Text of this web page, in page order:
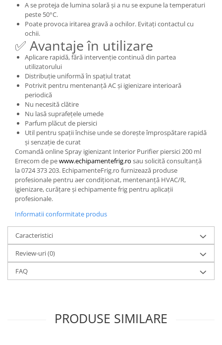
A se proteja de lumina solară și a nu se expune la temperaturi
peste 50°C.
Poate provoca iritarea gravă a ochilor. Evitați contactul cu
ochii.
✅ Avantaje în utilizare
Aplicare rapidă, fără intervenție continuă din partea
utilizatorului
Distribuție uniformă în spațiul tratat
Potrivit pentru mentenanță AC și igienizare interioară
periodică
Nu necesită clătire
Nu lasă suprafețele umede
Parfum plăcut de piersici
Util pentru spații închise unde se dorește împrospătare rapidă
și senzație de curat
Comandă online Spray igienizant Interior Purifier piersici 200 ml
Errecom de pewww.echipamentefrig.ro sau solicită consultanță
la 0724 373 203. EchipamenteFrig.ro furnizează produse
profesionale pentru aer condiționat, mentenanță HVAC/R,
igienizare, curățare și echipamente frig pentru aplicații
profesionale.
Informatii conformitate produs
Caracteristici
Review-uri(0)
FAQ
PRODUSE SIMILARE